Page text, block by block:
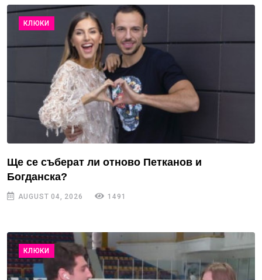
КЛЮКИ
Ще се съберат ли отново Петканов и
Богданска?
AUGUST 04, 2026 1491
КЛЮКИ